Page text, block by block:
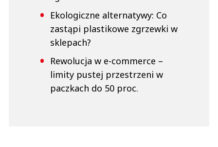
Ekologiczne alternatywy: Co
zastąpi plastikowe zgrzewki w
sklepach?
Rewolucja w e-commerce –
limity pustej przestrzeni w
paczkach do 50 proc.